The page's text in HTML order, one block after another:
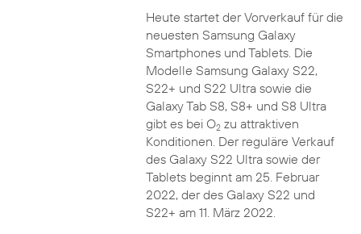
Heute startet der Vorverkauf für die
neuesten Samsung Galaxy
Smartphones und Tablets. Die
Modelle Samsung Galaxy S22,
S22+ und S22 Ultra sowie die
Galaxy Tab S8, S8+ und S8 Ultra
gibt es bei O2zu attraktiven
Konditionen. Der reguläre Verkauf
des Galaxy S22 Ultra sowie der
Tablets beginnt am 25. Februar
2022, der des Galaxy S22 und
S22+ am 11. März 2022.